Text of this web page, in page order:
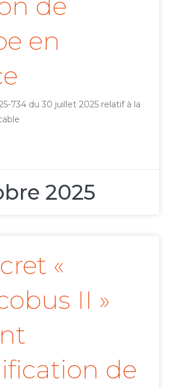
en
734 du 30 juillet 2025 relatif à la
2025
«
II »
de